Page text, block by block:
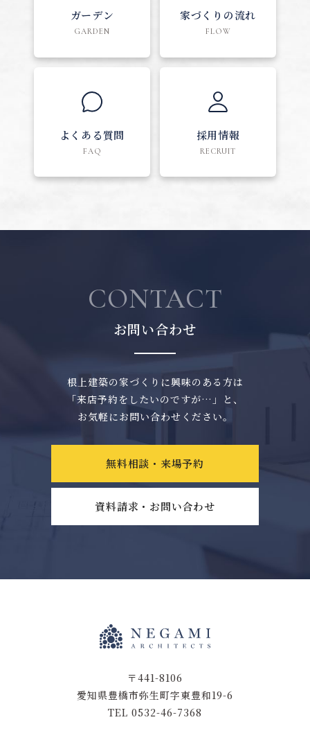
ガーデン
GARDEN
家づくりの流れ
FLOW
よくある質問
FAQ
採用情報
RECRUIT
CONTACT
お問い合わせ
根上建築の家づくりに興味のある方は
「来店予約をしたいのですが…」と、
お気軽にお問い合わせください。
無料相談・来場予約
資料請求・お問い合わせ
〒441-8106
愛知県豊橋市弥生町字東豊和19-6
TEL 0532-46-7368